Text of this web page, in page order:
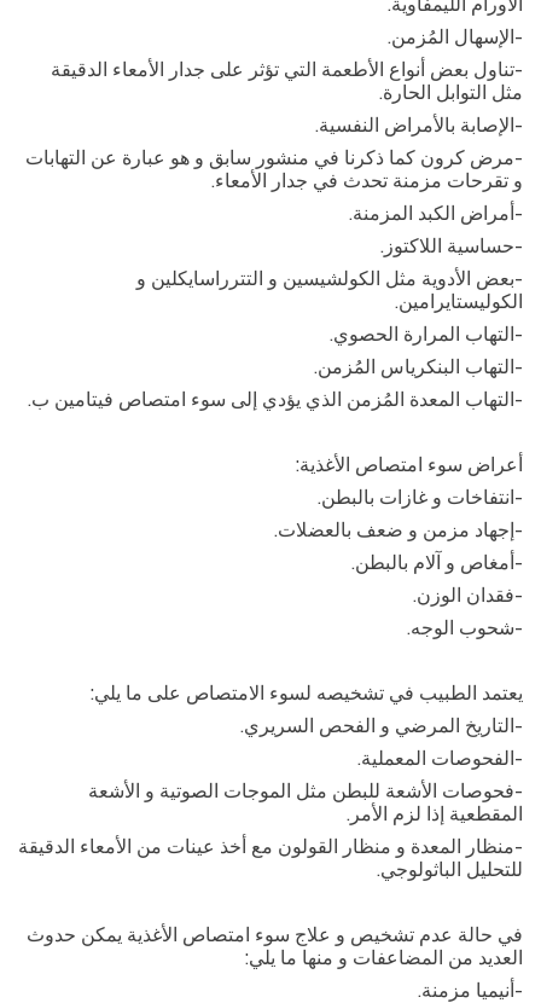
-الإسهال المُزمن.
-تناول بعض أنواع الأطعمة التي تؤثر على جدار الأمعاء الدقيقة
مثل التوابل الحارة.
-الإصابة بالأمراض النفسية.
-مرض كرون كما ذكرنا في منشور سابق و هو عبارة عن التهابات
و تقرحات مزمنة تحدث في جدار الأمعاء.
-أمراض الكبد المزمنة.
-حساسية اللاكتوز .
-بعض الأدوية مثل الكولشيسين و التترراسايكلين و
الكوليستايرامين.
-التهاب المرارة الحصوي.
-التهاب البنكرياس المُزمن.
-التهاب المعدة المُزمن الذي يؤدي إلى سوء امتصاص فيتامين ب.
أعراض سوء امتصاص الأغذية:
-انتفاخات و غازات بالبطن.
-إجهاد مزمن و ضعف بالعضلات.
-أمغاص و آلام بالبطن.
-فقدان الوزن.
-شحوب الوجه.
يعتمد الطبيب في تشخيصه لسوء الامتصاص على ما يلي:
-التاريخ المرضي و الفحص السريري.
-الفحوصات المعملية.
-فحوصات الأشعة للبطن مثل الموجات الصوتية و الأشعة
المقطعية إذا لزم الأمر .
-منظار المعدة و منظار القولون مع أخذ عينات من الأمعاء الدقيقة
للتحليل الباثولوجي.
في حالة عدم تشخيص و علاج سوء امتصاص الأغذية يمكن حدوث
العديد من المضاعفات و منها ما يلي:
-أنيميا مزمنة.